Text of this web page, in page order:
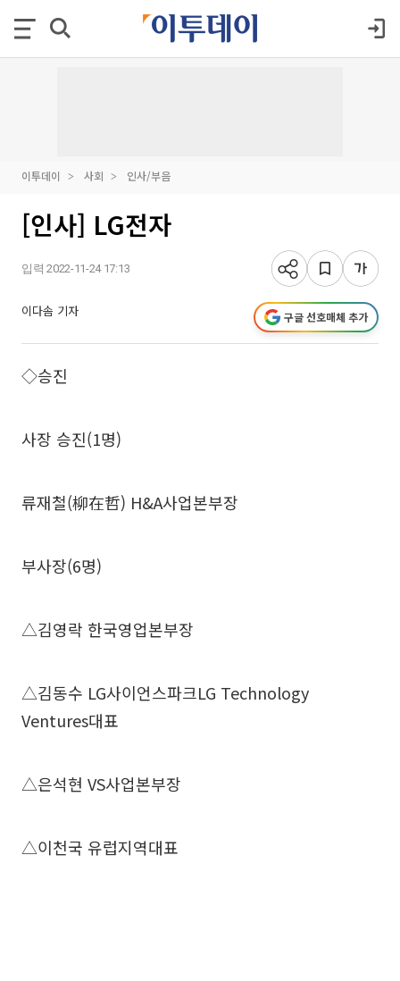
이투데이 사회 인사/부음
[인사] LG전자
입력 2022-11-24 17:13
이다솜 기자 구글 선호매체 추가
◇승진
사장 승진(1명)
류재철(柳在哲) H&A사업본부장
부사장(6명)
△김영락 한국영업본부장
△김동수 LG사이언스파크LG Technology
Ventures대표
△은석현 VS사업본부장
△이천국 유럽지역대표